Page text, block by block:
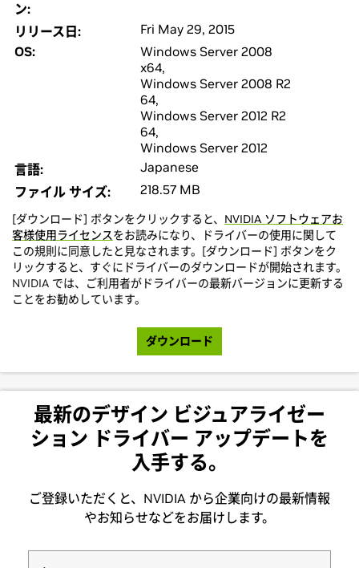
ン:
リリース日:
Fri May 29, 2015
OS:
Windows Server 2008
x64,
Windows Server 2008 R2
64,
Windows Server 2012 R2
64,
Windows Server 2012
言語:
Japanese
ファイル サイズ:
218.57 MB
[ダウンロード] ボタンをクリックすると、 NVIDIA ソフトウェアお
客様使用ライセンスをお読みになり、ドライバーの使用に関して
この規則に同意したと見なされます。[ダウンロード] ボタンをク
リックすると、すぐにドライバーのダウンロードが開始されます。
NVIDIA では、ご利用者がドライバーの最新バージョンに更新する
ことをお勧めしています。
ダウンロード